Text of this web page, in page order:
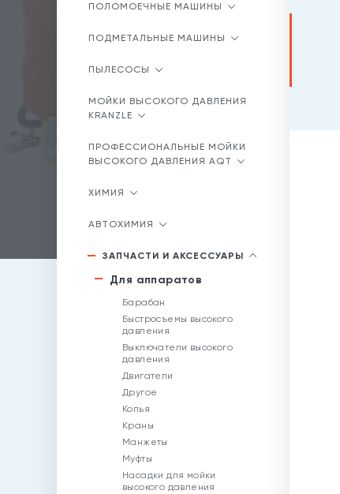
ПОЛОМОЕЧНЫЕ МАШИНЫ
ПОДМЕТАЛЬНЫЕ МАШИНЫ
ПЫЛЕСОСЫ
МОЙКИ ВЫСОКОГО ДАВЛЕНИЯ
KRANZLE
ПРОФЕССИОНАЛЬНЫЕ МОЙКИ
ВЫСОКОГО ДАВЛЕНИЯ AQT
ХИМИЯ
АВТОХИМИЯ
ЗАПЧАСТИ И АКСЕССУАРЫ
Для аппаратов
Барабан
Быстросъемы высокого
давления
Выключатели высокого
давления
Двигатели
Другое
Копья
Краны
Манжеты
Муфты
Насадки для мойки
высокого давления